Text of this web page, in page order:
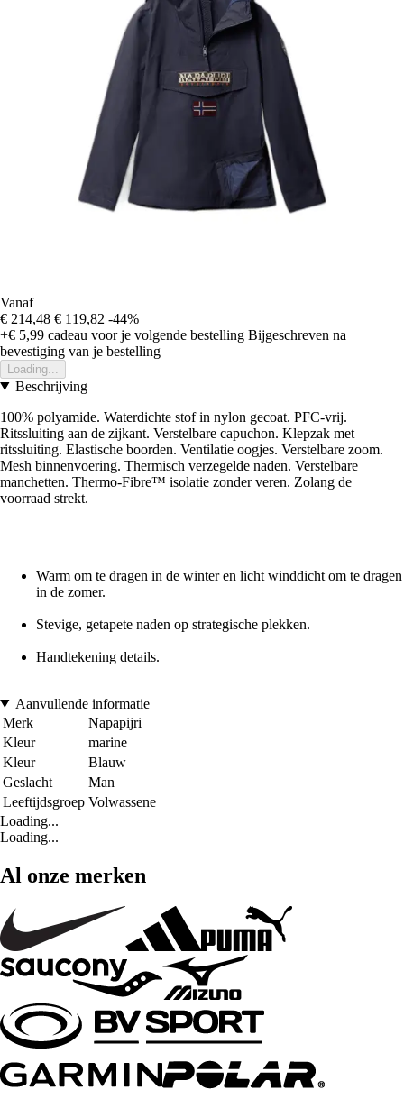
Vanaf
€ 214,48 € 119,82 -44%
+€ 5,99 cadeau voor je volgende bestelling Bijgeschreven na
bevestiging van je bestelling
Loading...
Beschrijving
100% polyamide. Waterdichte stof in nylon gecoat. PFC-vrij.
Ritssluiting aan de zijkant. Verstelbare capuchon. Klepzak met
ritssluiting. Elastische boorden. Ventilatie oogjes. Verstelbare zoom.
Mesh binnenvoering. Thermisch verzegelde naden. Verstelbare
manchetten. Thermo-Fibre™ isolatie zonder veren. Zolang de
voorraad strekt.
Warm om te dragen in de winter en licht winddicht om te dragen
in de zomer.
Stevige, getapete naden op strategische plekken.
Handtekening details.
Aanvullende informatie
Merk
Napapijri
Kleur
marine
Kleur
Blauw
Geslacht
Man
Leeftijdsgroep Volwassene
Loading...
Loading...
Al onze merken